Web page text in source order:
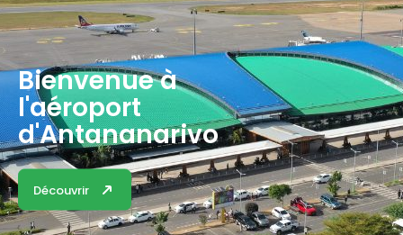
Bienvenue à
l'aéroport
d'Antananarivo
Découvrir